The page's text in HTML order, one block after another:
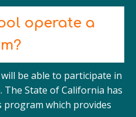
operate a
be able to participate in
State of California has
program which provides